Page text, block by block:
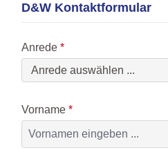
D&W Kontaktformular
Anrede *
Vorname *